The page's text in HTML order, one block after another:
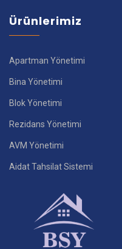
Ürünlerimiz
Apartman Yönetimi
Bina Yönetimi
Blok Yönetimi
Rezidans Yönetimi
AVM Yönetimi
Aidat Tahsilat Sistemi